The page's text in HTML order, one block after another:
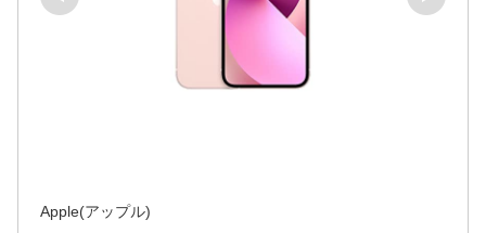
Apple(アップル)